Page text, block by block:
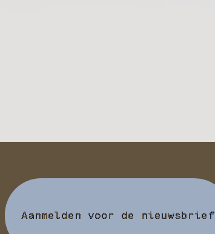
Aanmelden voor de nieuwsbrief